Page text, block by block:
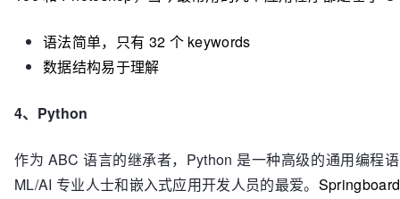
语法简单，只有 32 个 keywords
数据结构易于理解
4、Python
作为 ABC 语言的继承者，Python 是一种高级的通用编程
ML/AI 专业人士和嵌入式应用开发人员的最爱。